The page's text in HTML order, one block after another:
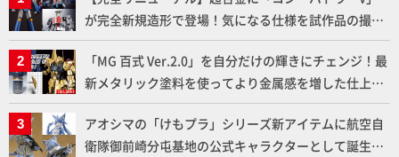
が完全新規造形で登場！気になる仕様を試作品の撮り
下ろしでご紹介!!さらに「大鉄人17」＆「ワンエイ
ト」セット情報もお届け！【超合金の魂】
「MG 百式 Ver.2.0」を自分だけの輝きにチェンジ！最
新メタリック塗料を使ってより金属感を増した仕上が
りに!!【試し読み】
アオシマの「けもプラ」シリーズ新アイテムに航空自
衛隊御前崎分屯基地の公式キャラクターとして誕生し